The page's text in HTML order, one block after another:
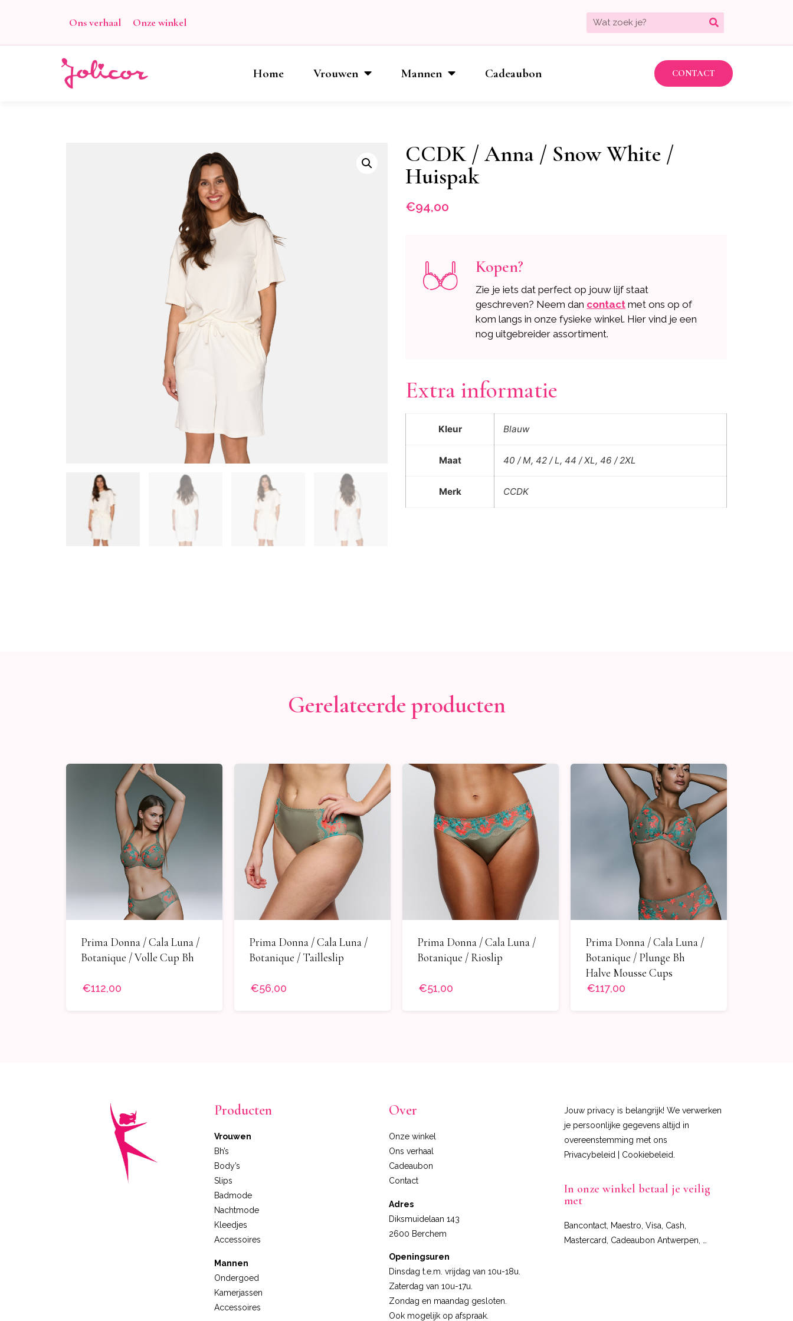
Ons verhaal Onze winkel
Home Vrouwen Mannen Cadeaubon CONTACT
CCDK / Anna / Snow White /
Huispak
€94,00
Kopen?
Zie je iets dat perfect op jouw lijf staat
geschreven? Neem dan contact met ons op of
kom langs in onze fysieke winkel. Hier vind je een
nog uitgebreider assortiment.
Extra informatie
Kleur Blauw
Maat 40 / M, 42 / L, 44 / XL, 46 / 2XL
Merk CCDK
Gerelateerde producten
Prima Donna / Cala Luna /
Botanique / Volle Cup Bh
€112,00
Prima Donna / Cala Luna /
Botanique / Tailleslip
€56,00
Prima Donna / Cala Luna /
Botanique / Rioslip
€51,00
Prima Donna / Cala Luna /
Botanique / Plunge Bh
Halve Mousse Cups
€117,00
Producten
Vrouwen
Bh’s
Body’s
Slips
Badmode
Nachtmode
Kleedjes
Accessoires
Mannen
Ondergoed
Kamerjassen
Accessoires
Over
Onze winkel
Ons verhaal
Cadeaubon
Contact
Adres
Diksmuidelaan 143
2600 Berchem
Openingsuren
Dinsdag t.e.m. vrijdag van 10u-18u.
Zaterdag van 10u-17u.
Zondag en maandag gesloten.
Ook mogelijk op afspraak.
Jouw privacy is belangrijk! We verwerken
je persoonlijke gegevens altijd in
overeenstemming met ons
Privacybeleid| Cookiebeleid.
In onze winkel betaal je veilig
met
Bancontact, Maestro, Visa, Cash,
Mastercard, Cadeaubon Antwerpen, …